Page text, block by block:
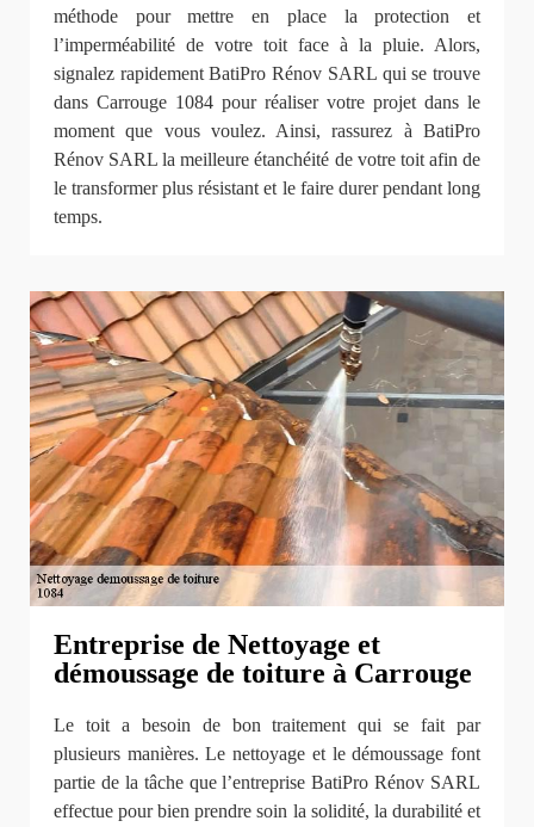
méthode pour mettre en place la protection et
l’imperméabilité de votre toit face à la pluie. Alors,
signalez rapidement BatiPro Rénov SARL qui se trouve
dans Carrouge 1084 pour réaliser votre projet dans le
moment que vous voulez. Ainsi, rassurez à BatiPro
Rénov SARL la meilleure étanchéité de votre toit afin de
le transformer plus résistant et le faire durer pendant long
temps.
Entreprise de Nettoyage et
démoussage de toiture à Carrouge
Le toit a besoin de bon traitement qui se fait par
plusieurs manières. Le nettoyage et le démoussage font
partie de la tâche que l’entreprise BatiPro Rénov SARL
effectue pour bien prendre soin la solidité, la durabilité et